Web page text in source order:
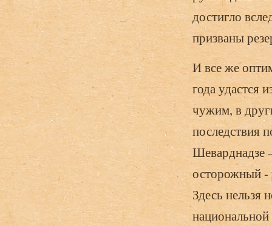
достигло
призваны
И все же
года удастся
чужим, в
последствия
Шеварднадзе
осто­рожный -
Здесь нельзя